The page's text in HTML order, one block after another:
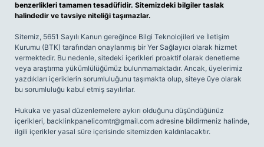
benzerlikleri tamamen tesadüfidir. Sitemizdeki bilgiler taslak
halindedir ve tavsiye niteliği taşımazlar.
Sitemiz, 5651 Sayılı Kanun gereğince Bilgi Teknolojileri ve İletişim
Kurumu (BTK) tarafından onaylanmış bir Yer Sağlayıcı olarak hizmet
vermektedir. Bu nedenle, sitedeki içerikleri proaktif olarak denetleme
veya araştırma yükümlülüğümüz bulunmamaktadır. Ancak, üyelerimiz
yazdıkları içeriklerin sorumluluğunu taşımakta olup, siteye üye olarak
bu sorumluluğu kabul etmiş sayılırlar.
Hukuka ve yasal düzenlemelere aykırı olduğunu düşündüğünüz
içerikleri, backlinkpanelicomtr@gmail.com adresine bildirmeniz halinde,
ilgili içerikler yasal süre içerisinde sitemizden kaldırılacaktır.